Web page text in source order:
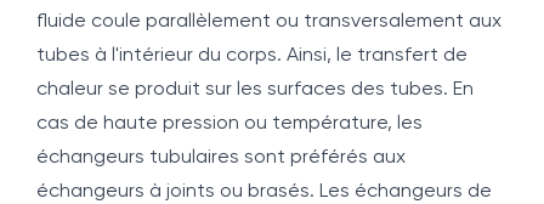
fluide coule parallèlement ou transversalement aux
tubes à l'intérieur du corps. Ainsi, le transfert de
chaleur se produit sur les surfaces des tubes. En
cas de haute pression ou température, les
échangeurs tubulaires sont préférés aux
échangeurs à joints ou brasés. Les échangeurs de